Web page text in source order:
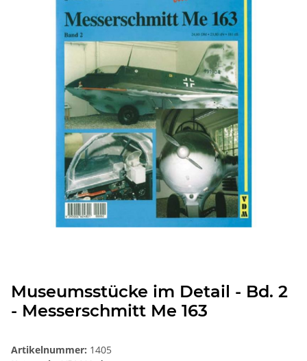
Museumsstücke im Detail - Bd. 2
- Messerschmitt Me 163
Artikelnummer: 1405